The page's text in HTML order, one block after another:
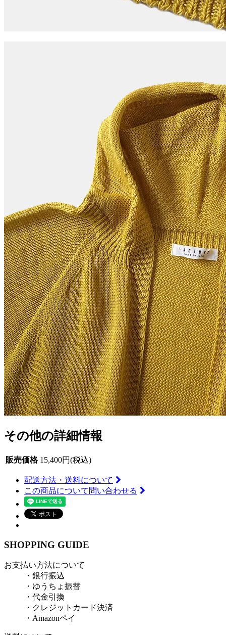
その他の詳細情報
販売価格 15,400円(税込)
配送方法・送料について
この商品について問い合わせる
SHOPPING GUIDE
お支払い方法について
・銀行振込
・ゆうちょ振替
・代金引換
・クレジットカード決済
・Amazonペイ